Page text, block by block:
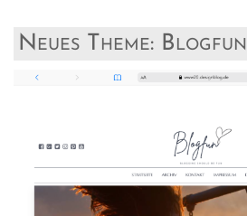
Neues Theme: Blogfun